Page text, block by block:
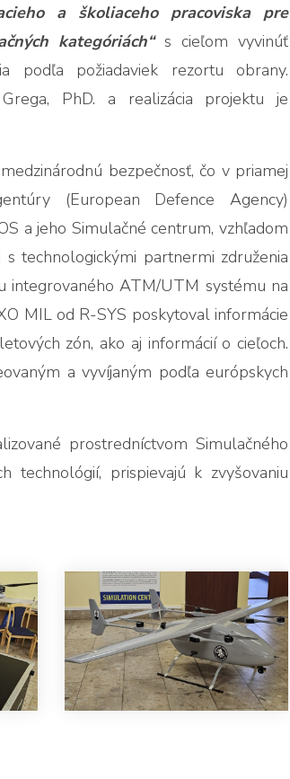
a školiaceho pracoviska pre
kategóriách“s cieľom vyvinúť
podľa požiadaviek rezortu obrany.
PhD. a realizácia projektu je
bezpečnosť, čo v priamej
(European Defence Agency)
a jeho Simulačné centrum, vzhľadom
technologickými partnermi združenia
integrovaného ATM/UTM systému na
MIL od R-SYS poskytoval informácie
zón, ako aj informácií o cieľoch.
a vyvíjaným podľa európskych
prostredníctvom Simulačného
technológií, prispievajú k zvyšovaniu